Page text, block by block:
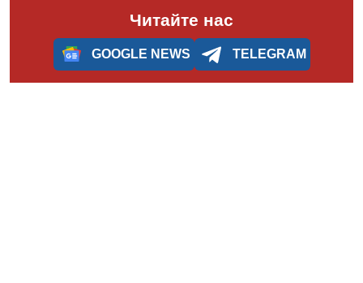
Читайте нас
GOOGLE NEWS TELEGRAM